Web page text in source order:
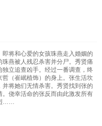
将和心爱的女孩珠燕走入婚姻的
燕被人残忍杀害并分尸。秀贤痛
立追查凶手。经过一番调查，终
（崔岷植饰）的身上。张生活坎
将她们无情杀害。秀贤找到张的
侥幸活命的张反而由此激发所有
……